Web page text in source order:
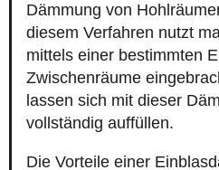
Dämmung von
diesem Verfahren nutzt
mittels einer bestimmten
Zwischenräume
lassen sich mit dieser
vollständig auffüllen.
Die Vorteile einer